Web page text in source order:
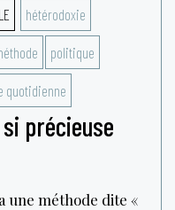
hétérodoxie
politique
quotidienne
précieuse
une méthode dite «